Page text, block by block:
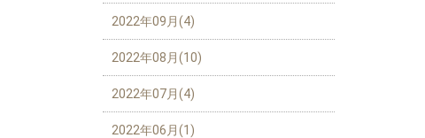
2022年09月(4)
2022年08月(10)
2022年07月(4)
2022年06月(1)